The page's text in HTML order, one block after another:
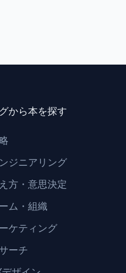
から本を探す
ジニアリング
方・意思決定
ム・組織
ケティング
ーチ